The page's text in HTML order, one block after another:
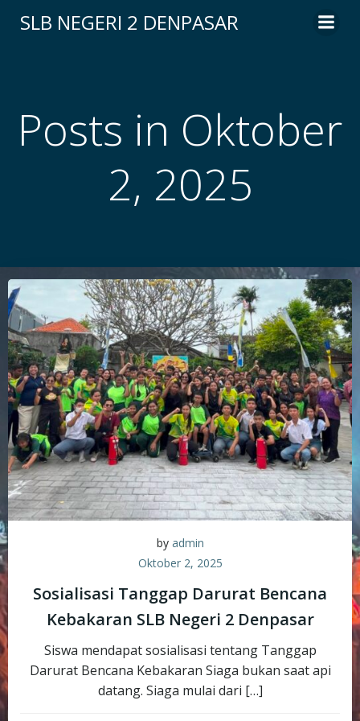
to
SLB NEGERI 2 DENPASAR
Posts in Oktober
2, 2025
by admin
Oktober 2, 2025
Sosialisasi Tanggap Darurat Bencana
Kebakaran SLB Negeri 2 Denpasar
Siswa mendapat sosialisasi tentang Tanggap
Darurat Bencana Kebakaran Siaga bukan saat api
datang. Siaga mulai dari […]